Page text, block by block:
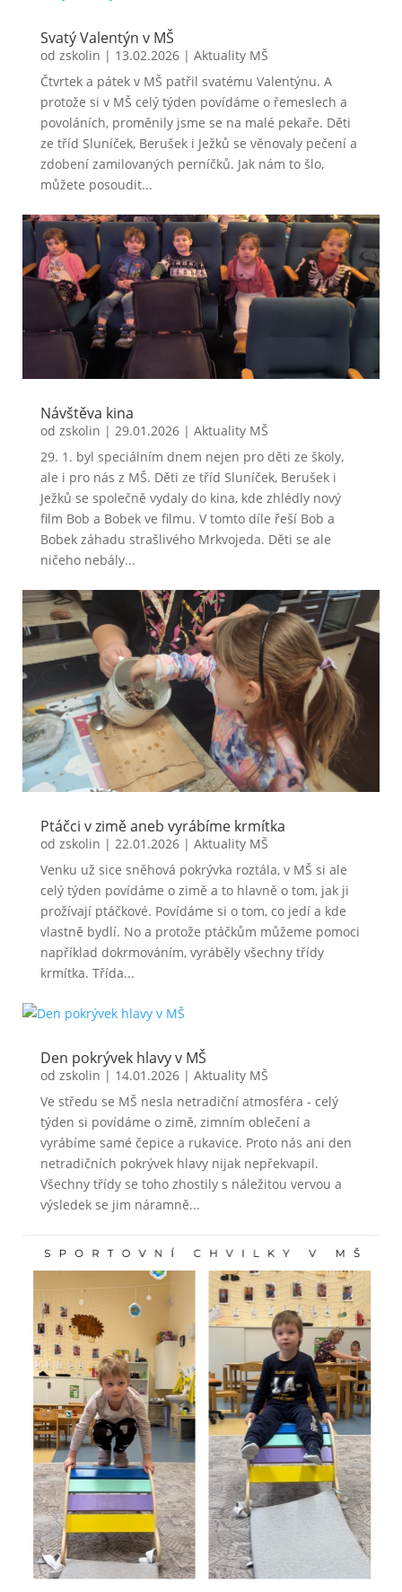
Svatý Valentýn v MŠ
od zskolin | 13.02.2026| Aktuality MŠ
Čtvrtek a pátek v MŠ patřil svatému Valentýnu. A
protože si v MŠ celý týden povídáme o řemeslech a
povoláních, proměnily jsme se na malé pekaře. Děti
ze tříd Sluníček, Berušek i Ježků se věnovaly pečení a
zdobení zamilovaných perníčků. Jak nám to šlo,
můžete posoudit...
Návštěva kina
od zskolin | 29.01.2026| Aktuality MŠ
29. 1. byl speciálním dnem nejen pro děti ze školy,
ale i pro nás z MŠ. Děti ze tříd Sluníček, Berušek i
Ježků se společně vydaly do kina, kde zhlédly nový
film Bob a Bobek ve filmu. V tomto díle řeší Bob a
Bobek záhadu strašlivého Mrkvojeda. Děti se ale
ničeho nebály...
Ptáčci v zimě aneb vyrábíme krmítka
od zskolin | 22.01.2026| Aktuality MŠ
Venku už sice sněhová pokrývka roztála, v MŠ si ale
celý týden povídáme o zimě a to hlavně o tom, jak ji
prožívají ptáčkové. Povídáme si o tom, co jedí a kde
vlastně bydlí. No a protože ptáčkům můžeme pomoci
například dokrmováním, vyráběly všechny třídy
krmítka. Třída...
Den pokrývek hlavy v MŠ
od zskolin | 14.01.2026| Aktuality MŠ
Ve středu se MŠ nesla netradiční atmosféra - celý
týden si povídáme o zimě, zimním oblečení a
vyrábíme samé čepice a rukavice. Proto nás ani den
netradičních pokrývek hlavy nijak nepřekvapil.
Všechny třídy se toho zhostily s náležitou vervou a
výsledek se jim náramně...